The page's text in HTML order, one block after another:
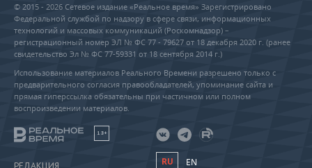
© 2015 - 2026 Сетевое издание «Реальное время» Зарегистрировано
Федеральной службой по надзору в сфере связи, информационных
технологий и массовых коммуникаций (Роскомнадзор) –
регистрационный номер ЭЛ № ФС 77 - 79627 от 18 декабря 2020 г. (ранее
свидетельство Эл № ФС 77-59331 от 18 сентября 2014 г.)
Использование материалов Реального Времени разрешено только с
предварительного согласия правообладателей, упоминание сайта и
прямая гиперссылка обязательны при частичном или полном
воспроизведении материалов.
18+
РЕДАКЦИЯ RU EN